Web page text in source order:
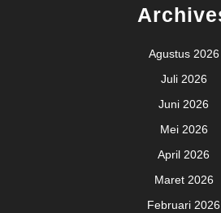
Agustus 2026
Juli 2026
Juni 2026
Mei 2026
April 2026
Maret 2026
Februari 2026